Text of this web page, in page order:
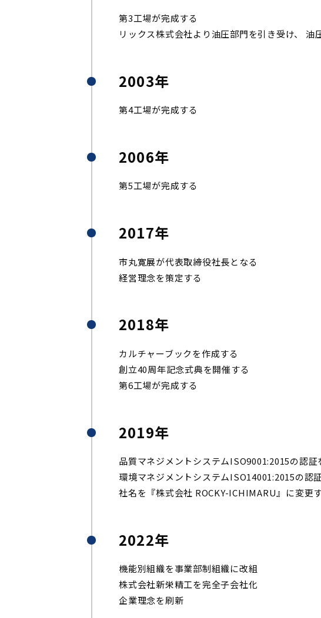
第3工場が完成する
リックス株式会社より油圧部門を引き受け、 油
2003年
第4工場が完成する
2006年
第5工場が完成する
2017年
市丸寛展が代表取締役社長となる
経営理念を策定する
2018年
カルチャーブックを作成する
創立40周年記念式典を開催する
第6工場が完成する
2019年
品質マネジメントシステムISO9001:2015の認証
環境マネジメントシステムISO14001:2015の認
社名を『株式会社 ROCKY-ICHIMARU』に変更
2022年
機能別組織を事業部制組織に改組
株式会社新栄精工を完全子会社化
企業理念を刷新